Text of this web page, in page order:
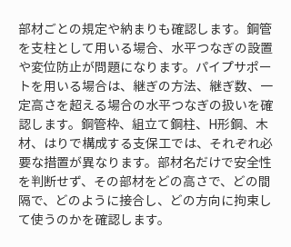
部材ごとの規定や納まりも確認します。鋼管
を支柱として用いる場合、水平つなぎの設置
や変位防止が問題になります。パイプサポー
トを用いる場合は、継ぎの方法、継ぎ数、一
定高さを超える場合の水平つなぎの扱いを確
認します。鋼管枠、組立て鋼柱、H形鋼、木
材、はりで構成する支保工では、それぞれ必
要な措置が異なります。部材名だけで安全性
を判断せず、その部材をどの高さで、どの間
隔で、どのように接合し、どの方向に拘束し
て使うのかを確認します。